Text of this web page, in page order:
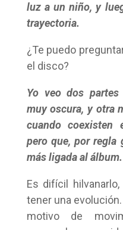
luz a un niño, y
trayectoria.
¿Te puedo
el disco?
Yo veo dos
muy oscura, y otra
cuando coexisten
pero que, por regla
más ligada al álbum.
Es difícil
tener una
motivo de